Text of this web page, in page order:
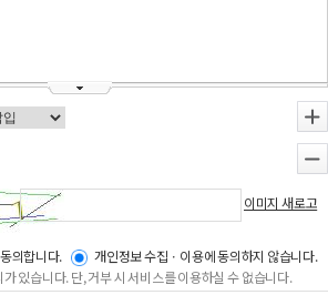
이미지 새로고
의합니다.
개인정보 수집ㆍ이용에 동의하지 않습니다.
있습니다. 단, 거부 시 서비스를 이용하실 수 없습니다.